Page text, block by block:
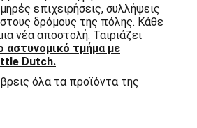
επιχειρήσεις, συλλήψεις
δρόμους της πόλης. Κάθε
νέα αποστολή. Ταιριάζει
αστυνομικό τμήμα με
Dutch.
όλα τα προϊόντα της